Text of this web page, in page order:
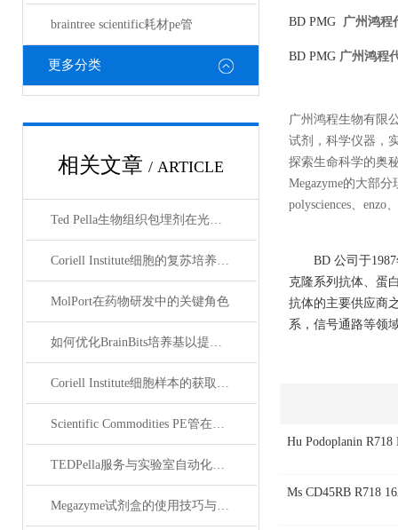
braintree scientific耗材pe管
更多分类
相关文章 / ARTICLE
Ted Pella生物组织包埋剂在光镜与电镜联用技术中的应用
Coriell Institute细胞的复苏培养与质量控制规范
MolPort在药物研发中的关键角色
如何优化BrainBits培养基以提高实验效果？
Coriell Institute细胞样本的获取与应用指南
Scientific Commodities PE管在环保实验中的作用
TEDPella服务与实验室自动化设备的整合
Megazyme试剂盒的使用技巧与实验优化方法
BD PMG 广州鸿程
BD PMG 广州鸿程
广州鸿程生物有限
试剂，科学仪器，
探索生命科学的奥
Megazyme的大部
polysciences、enzo
BD 公司于
克隆系列抗体、蛋
抗体的主要供应商
系，信号通路等领
Hu Podoplanin
Ms CD45RB R718